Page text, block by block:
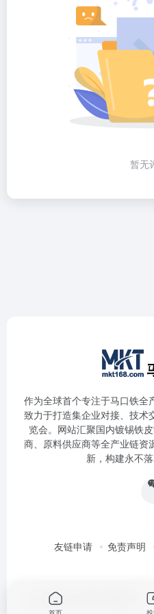
暂无
作为全球首个专注于马口铁全
致力于打造集企业对接、技术
览会。网站汇聚国内镀锡铁
商、原料供应商等全产业链资
新，构建永不
友链申请 免责声明
Copyright © 2026